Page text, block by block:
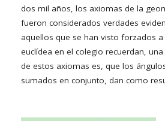
dos mil años, los axiomas de la
fueron considerados verdades
aquellos que se han visto forzados
euclídea en el colegio recuerdan,
de estos axiomas es, que los
sumados en conjunto, dan como